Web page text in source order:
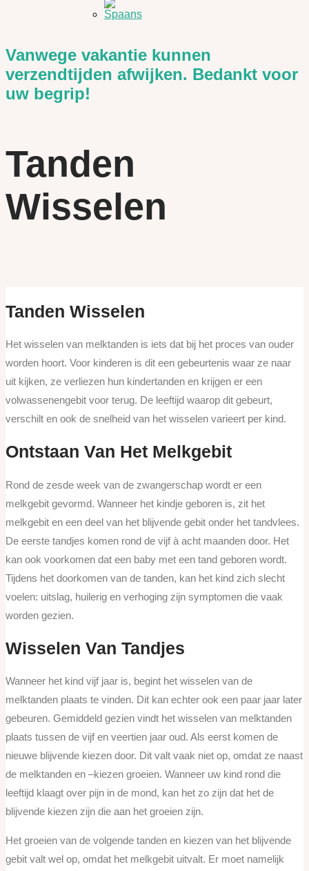
Vanwege vakantie kunnen
verzendtijden afwijken. Bedankt voor
uw begrip!
Tanden
Wisselen
Tanden Wisselen
Het wisselen van melktanden is iets dat bij het proces van ouder
worden hoort. Voor kinderen is dit een gebeurtenis waar ze naar
uit kijken, ze verliezen hun kindertanden en krijgen er een
volwassenengebit voor terug. De leeftijd waarop dit gebeurt,
verschilt en ook de snelheid van het wisselen varieert per kind.
Ontstaan Van Het Melkgebit
Rond de zesde week van de zwangerschap wordt er een
melkgebit gevormd. Wanneer het kindje geboren is, zit het
melkgebit en een deel van het blijvende gebit onder het tandvlees.
De eerste tandjes komen rond de vijf à acht maanden door. Het
kan ook voorkomen dat een baby met een tand geboren wordt.
Tijdens het doorkomen van de tanden, kan het kind zich slecht
voelen: uitslag, huilerig en verhoging zijn symptomen die vaak
worden gezien.
Wisselen Van Tandjes
Wanneer het kind vijf jaar is, begint het wisselen van de
melktanden plaats te vinden. Dit kan echter ook een paar jaar later
gebeuren. Gemiddeld gezien vindt het wisselen van melktanden
plaats tussen de vijf en veertien jaar oud. Als eerst komen de
nieuwe blijvende kiezen door. Dit valt vaak niet op, omdat ze naast
de melktanden en –kiezen groeien. Wanneer uw kind rond die
leeftijd klaagt over pijn in de mond, kan het zo zijn dat het de
blijvende kiezen zijn die aan het groeien zijn.
Het groeien van de volgende tanden en kiezen van het blijvende
gebit valt wel op, omdat het melkgebit uitvalt. Er moet namelijk